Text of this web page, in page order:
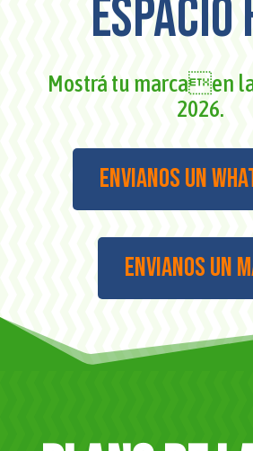
espacio
Mostrá tu marcaen
2026.
Envianos un
Envianos un